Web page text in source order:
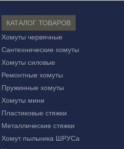
КАТАЛОГ ТОВАРОВ
Хомуты червячные
Сантехнические хомуты
Хомуты силовые
Ремонтные хомуты
Пружинные хомуты
Хомуты мини
Пластиковые стяжки
Металлические стяжки
Хомут пыльника ШРУСа